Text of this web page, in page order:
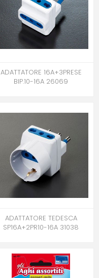
ADATTATORE 16A+3PRESE
BIP.10-16A 26069
ADATTATORE TEDESCA
SP16A+2PR10-16A 31038